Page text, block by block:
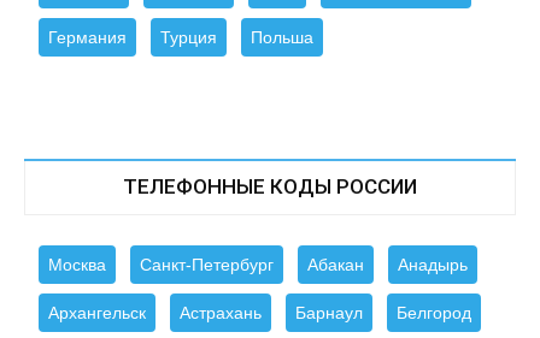
Германия Турция Польша
ТЕЛЕФОННЫЕ КОДЫ РОССИИ
Москва Санкт-Петербург Абакан Анадырь
Архангельск Астрахань Барнаул Белгород